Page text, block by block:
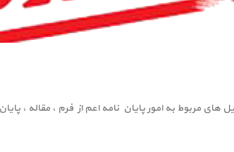
مربوط به امور پایان نامه اعم از فرم ، مقاله ،